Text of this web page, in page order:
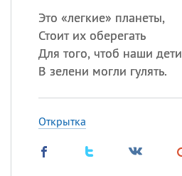
Это «легкие» планеты,
Стоит их оберегать
Для того, чтоб наши дети
В зелени могли гулять.
Открытка